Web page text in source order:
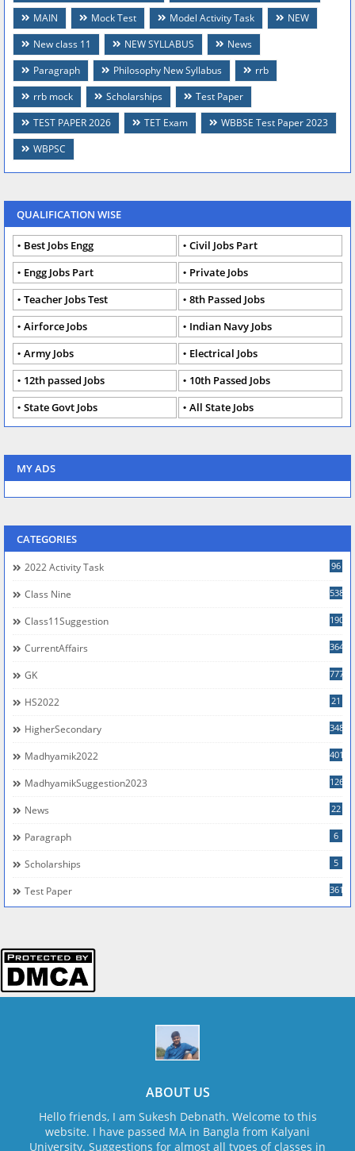
MAIN
Mock Test Model Activity Task
NEW
New class 11
NEW SYLLABUS
News
Paragraph
Philosophy New Syllabus
rrb
rrb mock
Scholarships
Test Paper
TEST PAPER 2026
TET Exam
WBBSE Test Paper 2023
WBPSC
QUALIFICATION WISE
Best Jobs Engg
Civil Jobs Part
Engg Jobs Part
Private Jobs
Teacher Jobs Test
8th Passed Jobs
Airforce Jobs
Indian Navy Jobs
Army Jobs
Electrical Jobs
12th passed Jobs
10th Passed Jobs
State Govt Jobs
All State Jobs
MY ADS
CATEGORIES
2022 Activity Task 96
Class Nine 538
Class11Suggestion 190
CurrentAffairs 364
GK 777
HS2022 21
HigherSecondary 348
Madhyamik2022 401
MadhyamikSuggestion2023 126
News 22
Paragraph 6
Scholarships 5
Test Paper 361
ABOUT US
Hello friends, I am Sukesh Debnath. Welcome to this
website. I have passed MA in Bangla from Kalyani
University. Suggestions for almost all types of classes in